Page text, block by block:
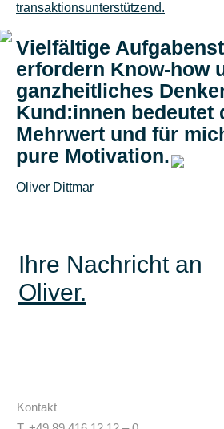
transaktionsunterstützend.
Vielfältige
erfordern Know-how
ganzheitliches
Kund:innen bedeutet
Mehrwert und für
pure Motivation.
Oliver Dittmar
Ihre Nachricht an
Oliver.
Kontakt